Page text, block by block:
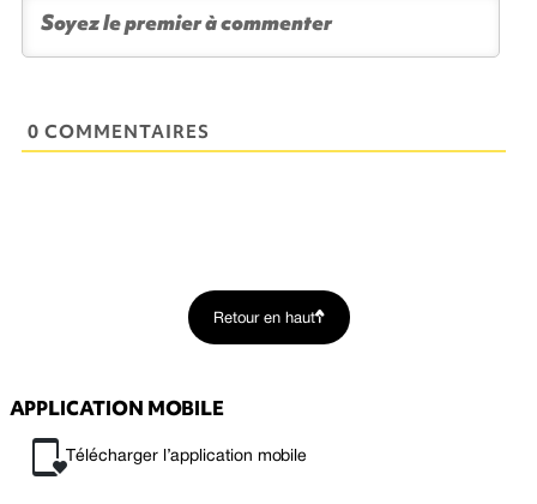
0 COMMENTAIRES
Retour en haut
APPLICATION MOBILE
Télécharger l’application mobile